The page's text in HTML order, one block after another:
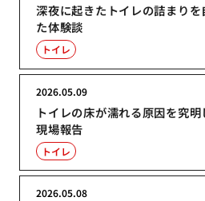
深夜に起きたトイレの詰まり
た体験談
トイレ
トイレの床が濡れる原因を究
現場報告
2026.05.09
トイレ
2026.05.08